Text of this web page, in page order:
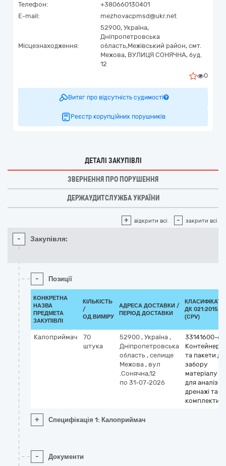
Телефон:
+380660130401
E-mail:
mezhovacpmsd@ukr.net
Місцезнаходження:
52900, Україна,
Дніпропетровська
область,Межівський район, смт.
Межова, ВУЛИЦЯ СОНЯЧНА, буд.
12
0
Витяг про відсутність судимості
Реєстр корупційних порушників
ДЕТАЛІ ЗАКУПІВЛІ
ЗВЕРНЕННЯ ПРО ПОРУШЕННЯ
ДЕРЖАУДИТСЛУЖБА УКРАЇНИ
+ відкрити всі - закрити всі
- Закупівля:
- Позиції
КОНКРЕТНА
НАЗВА
ПРЕДМЕТА
ЗАКУПІВЛІ
КІЛЬКІСТЬ
/
ОД.ВИМІРУ
АДРЕСА ДОСТАВКИ /
ПЕРІОД ДОСТАВКИ
ДК 021:2015
(CPV)
Калоприймач
70
штука
52900 , Україна ,
Дніпропетровська
область , селище
Межова , вул
.Сонячна,12
по 31-07-2026
33141600-6
Контейнери
та пакети
забору
матеріалу
для аналізів,
дренажі та
комплекти
+ Специфікація 1: Калоприймач
- Документи